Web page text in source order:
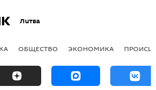
Литва
ОБЩЕСТВО ЭКОНОМИКА